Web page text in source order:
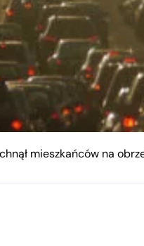
mieszkańców na